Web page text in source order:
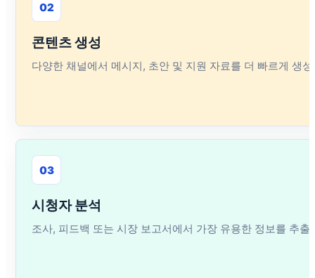
02
콘텐츠 생성
다양한 채널에서 메시지, 초안 및 지원 자료를 더 빠르게 생
03
시청자 분석
조사, 피드백 또는 시장 보고서에서 가장 유용한 정보를 추출